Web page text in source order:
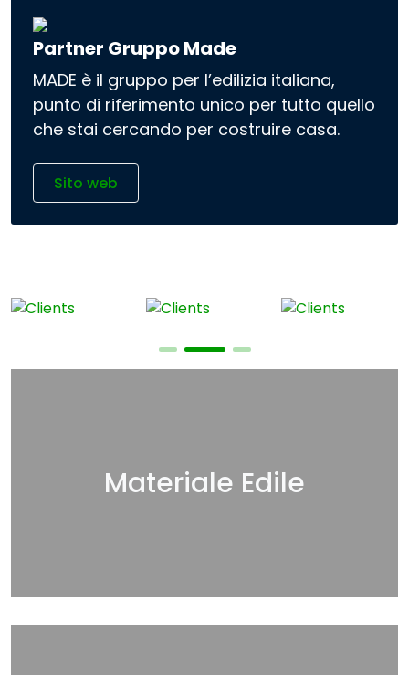
Partner Gruppo Made
MADE è il gruppo per l’edilizia italiana,
punto di riferimento unico per tutto quello
che stai cercando per costruire casa.
Sito web
Materiale Edile